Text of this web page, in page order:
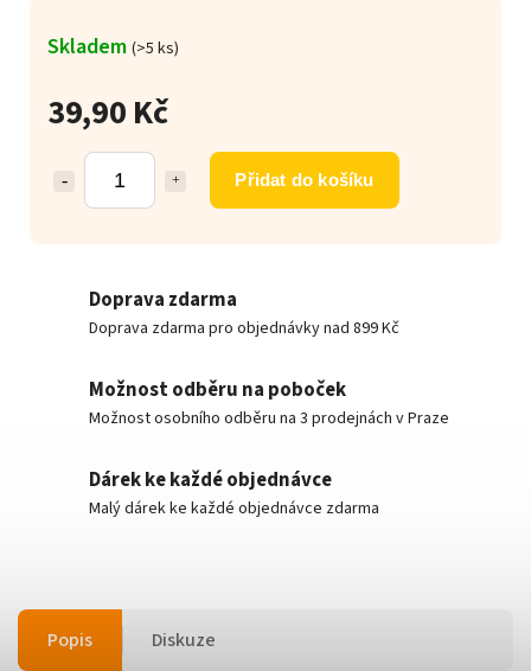
39,90 Kč
Přidat do košíku
Skladem (>5 ks)
Doprava zdarma
Doprava zdarma pro objednávky nad 899 Kč
Možnost odběru na poboček
Možnost osobního odběru na 3 prodejnách v Praze
Dárek ke každé objednávce
Malý dárek ke každé objednávce zdarma
Popis Diskuze